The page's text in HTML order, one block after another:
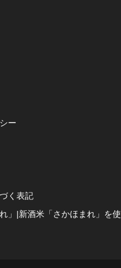
ー
く表記
」|新酒米「さかほまれ」を使